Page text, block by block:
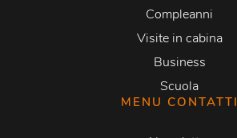
Compleanni
Visite in cabina
Business
Scuola
MENU CONTATTI